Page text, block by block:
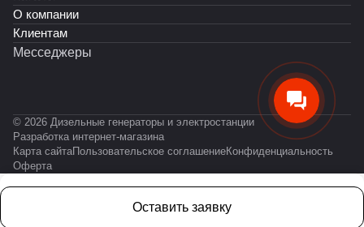
Оставить заявку
О компании
Клиентам
Месседжеры
© 2026 Дизельные генераторы и электростанции
Разработка интернет-магазина
Карта сайтаПользовательское соглашениеКонфиденциальность
Оферта